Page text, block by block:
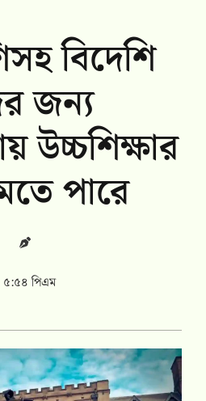
বিদেশি
জন্য
উচ্চশিক্ষার
পারে
৫:৫৪ পিএম